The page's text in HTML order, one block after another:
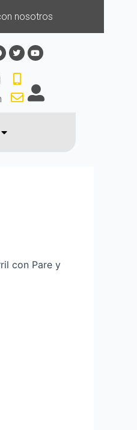
nosotros
con Pare y